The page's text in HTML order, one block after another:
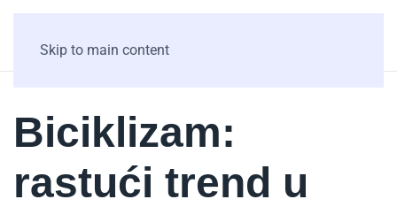
Skip to main content
Biciklizam:
rastući trend u